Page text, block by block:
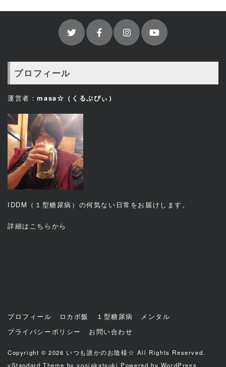
プロフィール
運営者：masa☆（くるぷぴぃ）
IDDM（１型糖尿病）の何気ない日常をお届けします。
詳細は こちら から
プロフィール ロカボ飯 １型糖尿病
メンタル
プライバシーポリシー
お問い合わせ
Copyright © 2026 いつも誰かのお陰様☆ All Rights Reserved.
yStandard Theme byyosiakatsuki Powered by WordPress